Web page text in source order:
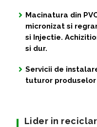
Macinatura din
micronizat si
si Injectie.
si dur.
Servicii de
tuturor produselor
Lider in